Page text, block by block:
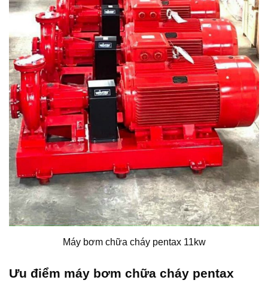
Máy bơm chữa cháy pentax 11kw
Ưu điểm máy bơm chữa cháy pentax